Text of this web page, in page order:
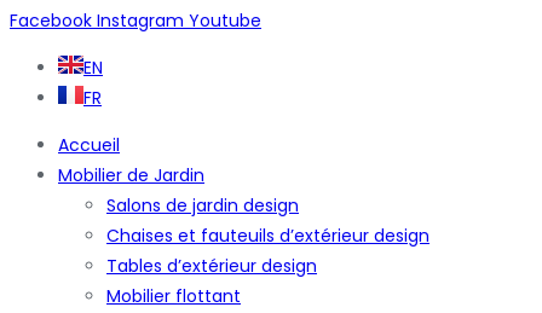
Facebook Instagram Youtube
EN
FR
Accueil
Mobilier de Jardin
Salons de jardin design
Chaises et fauteuils d’extérieur design
Tables d’extérieur design
Mobilier flottant